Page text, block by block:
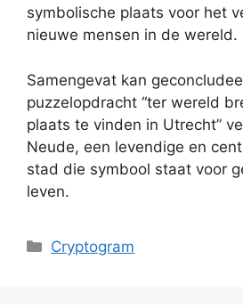
symbolische plaats voor het
nieuwe mensen in de wereld.
Samengevat kan
puzzelopdracht “ter wereld
plaats te vinden in Utrecht”
Neude, een levendige en
stad die symbool staat voor
leven.
Categories
Cryptogram